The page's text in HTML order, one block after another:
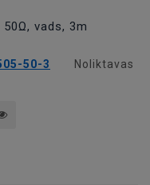
vads, 3m
50-3
Noliktavas